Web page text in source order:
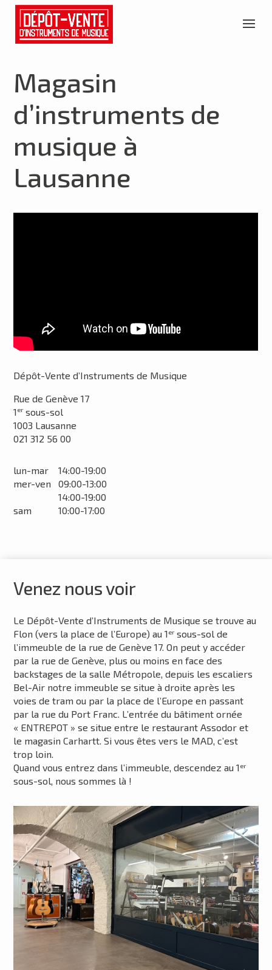
Magasin
d’instruments de
musique à
Lausanne
Dépôt-Vente d’Instruments de Musique
Rue de Genève 17
1 ersous-sol
1003 Lausanne
021 312 56 00
lun-mar
14:00-19:00
mer-ven
09:00-13:00
14:00-19:00
sam
10:00-17:00
Venez nous voir
Le Dépôt-Vente d’Instruments de Musique se trouve au
Flon (vers la place de l’Europe) au 1 ersous-sol de
l’immeuble de la rue de Genève 17. On peut y accéder
par la rue de Genève, plus ou moins en face des
backstages de la salle Métropole, depuis les escaliers
Bel-Air notre immeuble se situe à droite après les
voies de tram ou par la place de l’Europe en passant
par la rue du Port Franc. L’entrée du bâtiment ornée
« ENTREPOT » se situe entre le restaurant Assodor et
le magasin Carhartt. Si vous êtes vers le MAD, c’est
trop loin.
Quand vous entrez dans l’immeuble, descendez au 1 er
sous-sol, nous sommes là !